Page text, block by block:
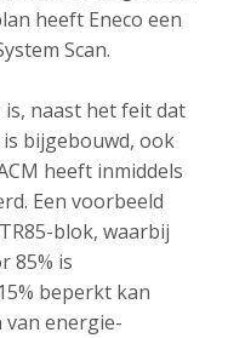
heeft Eneco een
Scan.
naast het feit dat
bijgebouwd, ook
heeft inmiddels
Een voorbeeld
blok, waarbij
85% is
beperkt kan
energie-